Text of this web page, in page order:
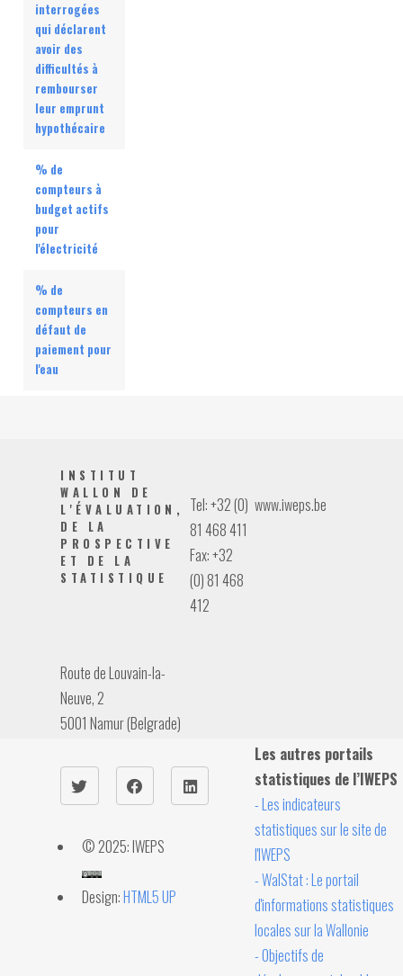
interrogées
qui déclarent
avoir des
difficultés à
rembourser
leur emprunt
hypothécaire
% de
compteurs à
budget actifs
pour
l'électricité
% de
compteurs en
défaut de
paiement pour
l'eau
INSTITUT
WALLON DE
L'ÉVALUATION,
DE LA
PROSPECTIVE
ET DE LA
STATISTIQUE
Route de Louvain-la-
Neuve, 2
5001 Namur (Belgrade)
Tel: +32 (0)
81 468 411
Fax: +32
(0) 81 468
412
www.iweps.be
© 2025: IWEPS
Design:HTML5 UP
Les autres portails
statistiques de l’IWEPS
- Les indicateurs
statistiques sur le site de
l'IWEPS
- WalStat : Le portail
d'informations statistiques
locales sur la Wallonie
- Objectifs de